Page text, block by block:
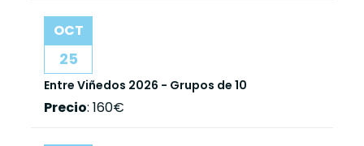
OCT
25
Entre Viñedos 2026 - Grupos de 10
Precio: 160€